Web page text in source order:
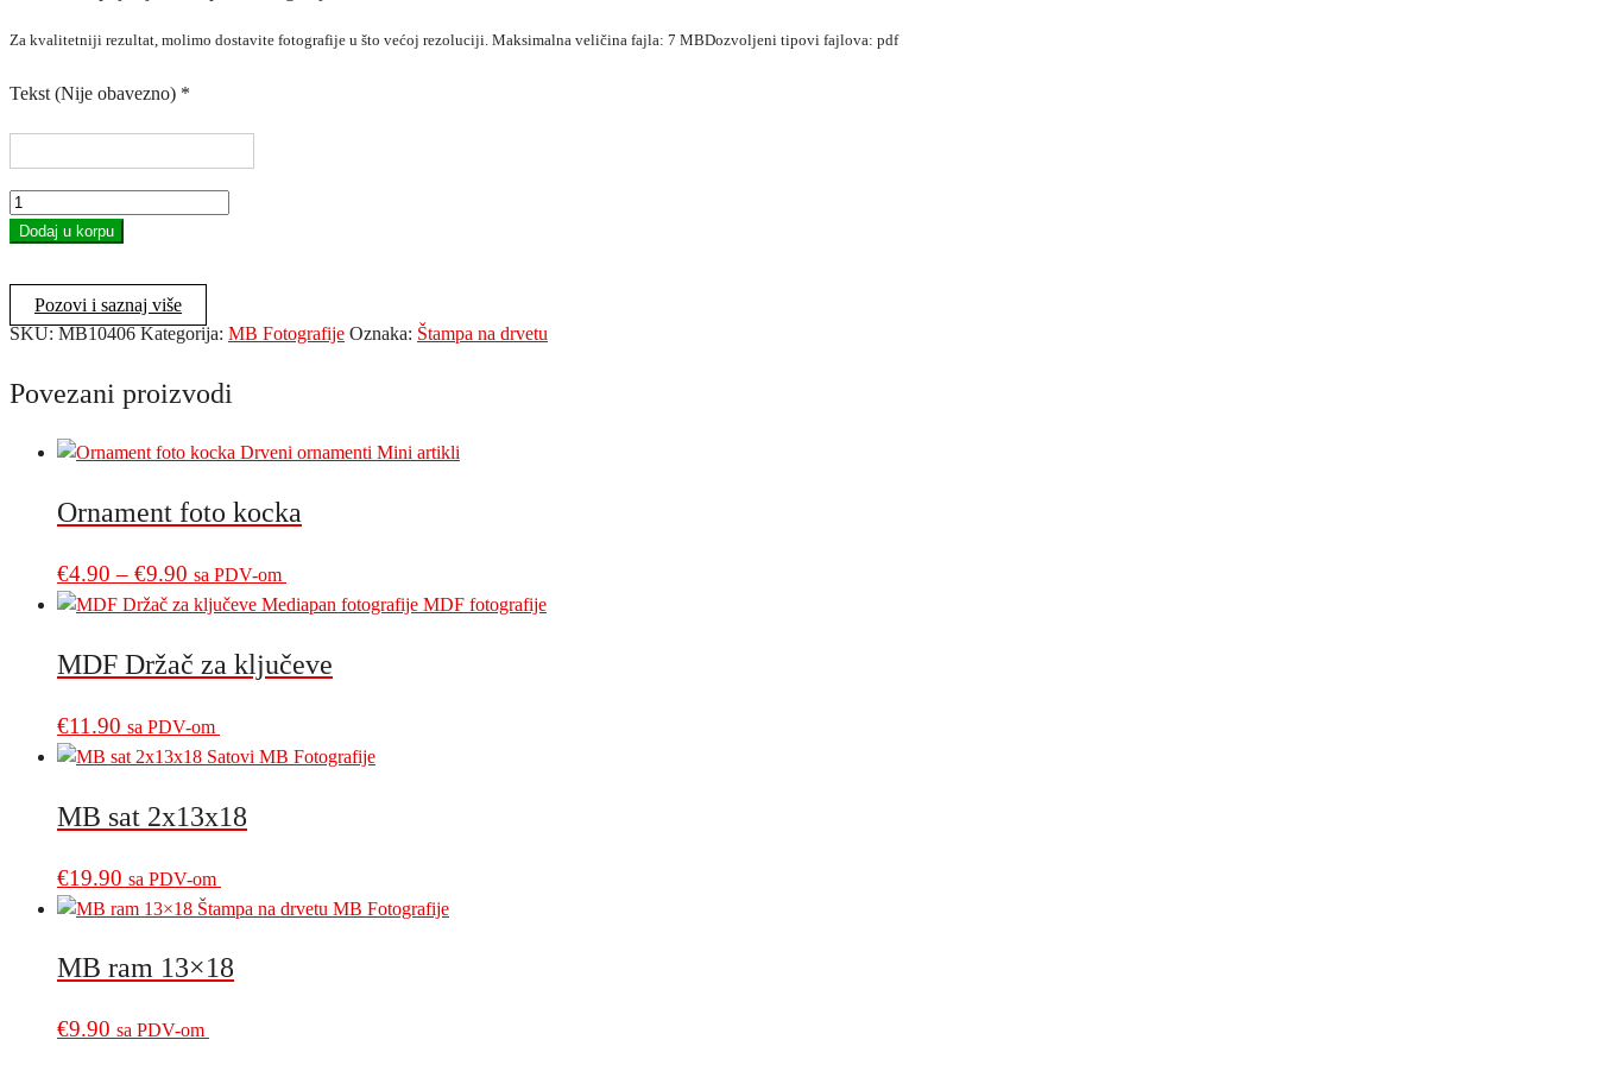
Za kvalitetniji rezultat, molimo dostavite fotografije u što većoj rezoluciji. Maksimalna veličina fajla: 7 MBDozvoljeni tipovi fajlova: pdf
Tekst (Nije obavezno) *
MB
ram
količina
Dodaj u korpu
Pozovi i saznaj više
SKU: MB10406 Kategorija: MB Fotografije Oznaka: Štampa na drvetu
Povezani proizvodi
Ornament foto kocka
€4.90 – €9.90 Price
range:
through
sa PDV-om
product
product
MDF Držač za ključeve
€11.90 sa PDV-om
MB sat 2x13x18
€19.90 sa PDV-om
MB ram 13×18
€9.90 sa PDV-om